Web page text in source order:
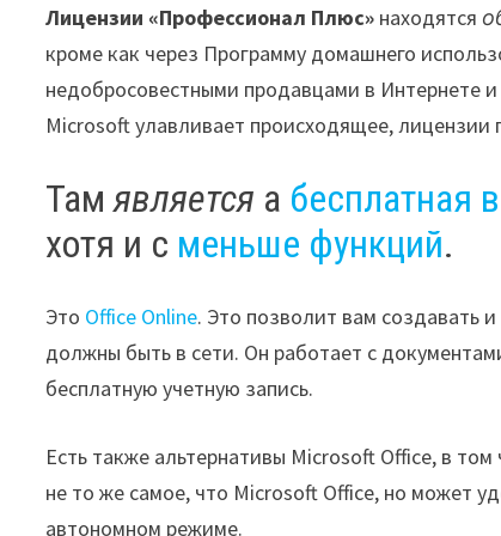
Лицензии «Профессионал Плюс» находятся
кроме как через Программу домашнего
недобросовестными продавцами в Интернете
Microsoft улавливает происходящее, лицензии
Тамявляется а бесплатная
хотя и с меньше функций.
Это Office Online. Это позволит вам создавать
должны быть в сети. Он работает с
бесплатную учетную запись.
Есть также альтернативы Microsoft Office, в
не то же самое, что Microsoft Office, но может
автономном режиме.